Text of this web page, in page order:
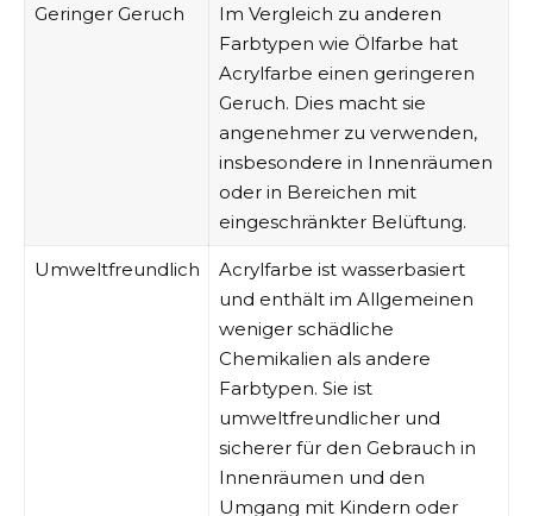
Geringer Geruch
Im Vergleich zu anderen
Farbtypen wie Ölfarbe hat
Acrylfarbe einen geringeren
Geruch. Dies macht sie
angenehmer zu verwenden,
insbesondere in Innenräumen
oder in Bereichen mit
eingeschränkter Belüftung.
Umweltfreundlich
Acrylfarbe ist wasserbasiert
und enthält im Allgemeinen
weniger schädliche
Chemikalien als andere
Farbtypen. Sie ist
umweltfreundlicher und
sicherer für den Gebrauch in
Innenräumen und den
Umgang mit Kindern oder